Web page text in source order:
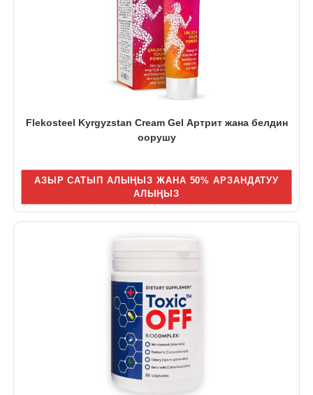
Flekosteel Kyrgyzstan Cream Gel Артрит жана белдин
оорушу
АЗЫР САТЫП АЛЫҢЫЗ ЖАНА 50% АРЗАНДАТУУ
АЛЫҢЫЗ